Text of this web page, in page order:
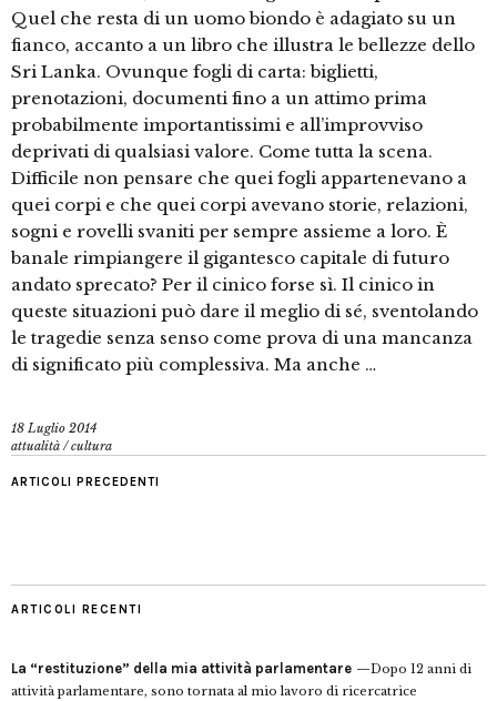
Quel che resta di un uomo biondo è adagiato su un
fianco, accanto a un libro che illustra le bellezze dello
Sri Lanka. Ovunque fogli di carta: biglietti,
prenotazioni, documenti fino a un attimo prima
probabilmente importantissimi e all’improvviso
deprivati di qualsiasi valore. Come tutta la scena.
Difficile non pensare che quei fogli appartenevano a
quei corpi e che quei corpi avevano storie, relazioni,
sogni e rovelli svaniti per sempre assieme a loro. È
banale rimpiangere il gigantesco capitale di futuro
andato sprecato? Per il cinico forse sì. Il cinico in
queste situazioni può dare il meglio di sé, sventolando
le tragedie senza senso come prova di una mancanza
di significato più complessiva. Ma anche …
18 Luglio 2014
attualità /cultura
ARTICOLI PRECEDENTI
ARTICOLI RECENTI
La “restituzione” della mia attività parlamentare
Dopo 12 anni di
attività parlamentare, sono tornata al mio lavoro di ricercatrice